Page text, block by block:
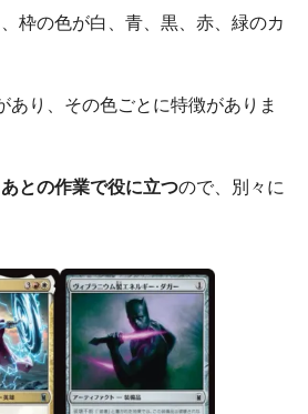
枠の色が白、青、黒、赤、緑のカ
あり、その色ごとに特徴がありま
との作業で役に立つので、別々に